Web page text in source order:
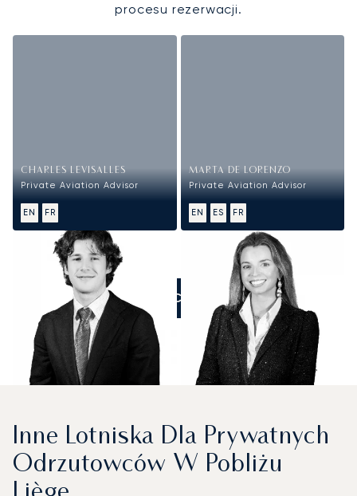
procesu rezerwacji.
CHARLES LEVISALLES
Private Aviation Advisor
EN FR
MARTA DE LORENZO
Private Aviation Advisor
EN ES FR
ZADZWOŃCIE DO NAS
Inne Lotniska Dla Prywatnych
Odrzutowców W Pobliżu